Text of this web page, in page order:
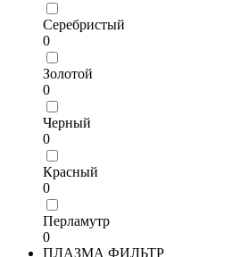
Серебристый
0
Золотой
0
Черный
0
Красный
0
Перламутр
0
ПЛАЗМА ФИЛЬТР